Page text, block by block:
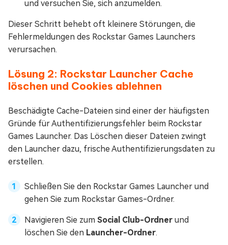
und versuchen Sie, sich anzumelden.
Dieser Schritt behebt oft kleinere Störungen, die
Fehlermeldungen des Rockstar Games Launchers
verursachen.
Lösung 2: Rockstar Launcher Cache
löschen und Cookies ablehnen
Beschädigte Cache-Dateien sind einer der häufigsten
Gründe für Authentifizierungsfehler beim Rockstar
Games Launcher. Das Löschen dieser Dateien zwingt
den Launcher dazu, frische Authentifizierungsdaten zu
erstellen.
Schließen Sie den Rockstar Games Launcher und
gehen Sie zum Rockstar Games-Ordner.
Navigieren Sie zum Social Club-Ordner und
löschen Sie den Launcher-Ordner.